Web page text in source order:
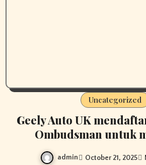
Uncategorized
Geely Auto UK
Ombudsman untuk
admin October 21, 2025